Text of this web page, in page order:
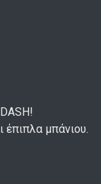
έπιπλα μπάνιου.